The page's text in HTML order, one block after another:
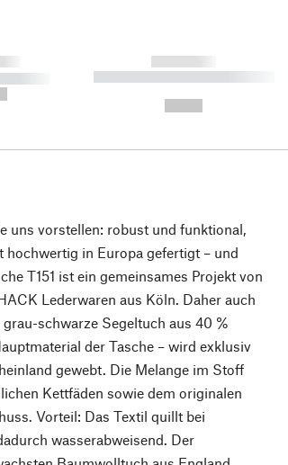
------------
----------- ----------- ----------
uns vorstellen: robust und funktional,
in Europa gefertigt – und
T151 ist ein gemeinsames Projekt von
Lederwaren aus Köln. Daher auch
schwarze Segeltuch aus 40 %
der Tasche – wird exklusiv
gewebt. Die Melange im Stoff
Kettfäden sowie dem originalen
Vorteil: Das Textil quillt bei
wasserabweisend. Der